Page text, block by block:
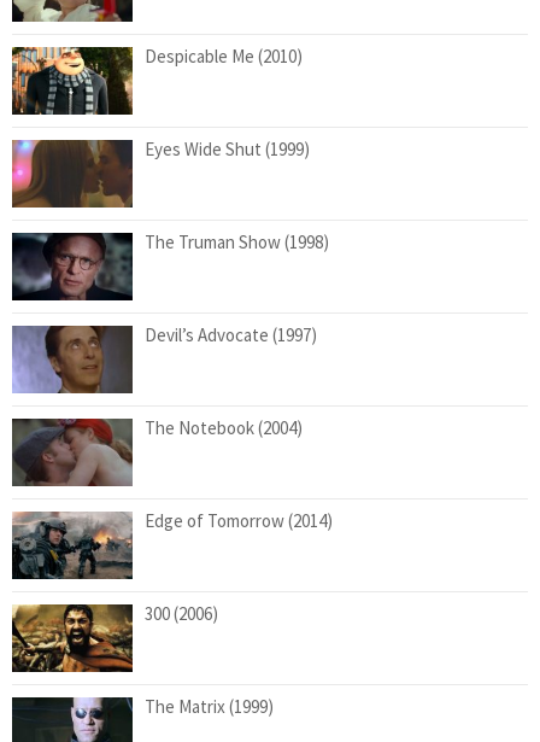
Despicable Me (2010)
Eyes Wide Shut (1999)
The Truman Show (1998)
Devil’s Advocate (1997)
The Notebook (2004)
Edge of Tomorrow (2014)
300 (2006)
The Matrix (1999)